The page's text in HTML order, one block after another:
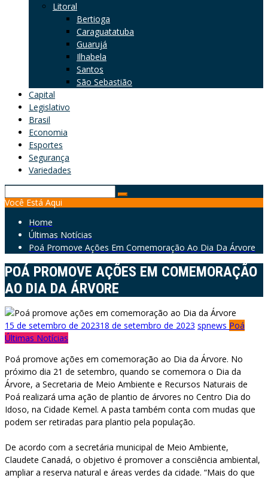
Litoral
Bertioga
Caraguatatuba
Guarujá
Ilhabela
Santos
São Sebastião
Capital
Legislativo
Brasil
Economia
Esportes
Segurança
Variedades
for:
Você Está Aqui
Home
Últimas Notícias
Poá Promove Ações Em Comemoração Ao Dia Da Árvore
POÁ PROMOVE AÇÕES EM COMEMORAÇÃO
AO DIA DA ÁRVORE
15 de setembro de 202318 de setembro de 2023 spnews Poá
Últimas Notícias
Poá promove ações em comemoração ao Dia da Árvore. No
próximo dia 21 de setembro, quando se comemora o Dia da
Árvore, a Secretaria de Meio Ambiente e Recursos Naturais de
Poá realizará uma ação de plantio de árvores no Centro Dia do
Idoso, na Cidade Kemel. A pasta também conta com mudas que
podem ser retiradas para plantio pela população.
De acordo com a secretária municipal de Meio Ambiente,
Claudete Canadá, o objetivo é promover a consciência ambiental,
ampliar a reserva natural e áreas verdes da cidade. “Mais do que